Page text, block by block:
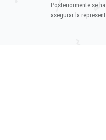
Posteriormente se
asegurar la